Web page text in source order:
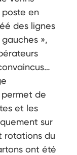
en
des lignes
»,
de
et les
sur
rotations du
ont été